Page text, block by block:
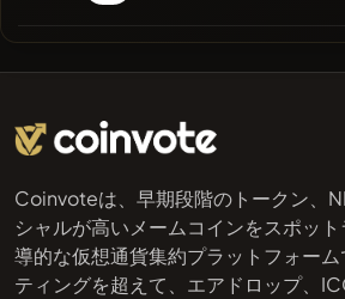
Coinvoteは、早期段階のトークン、
シャルが高いメームコインをスポッ
導的な仮想通貨集約プラットフォー
ティングを超えて、エアドロップ、